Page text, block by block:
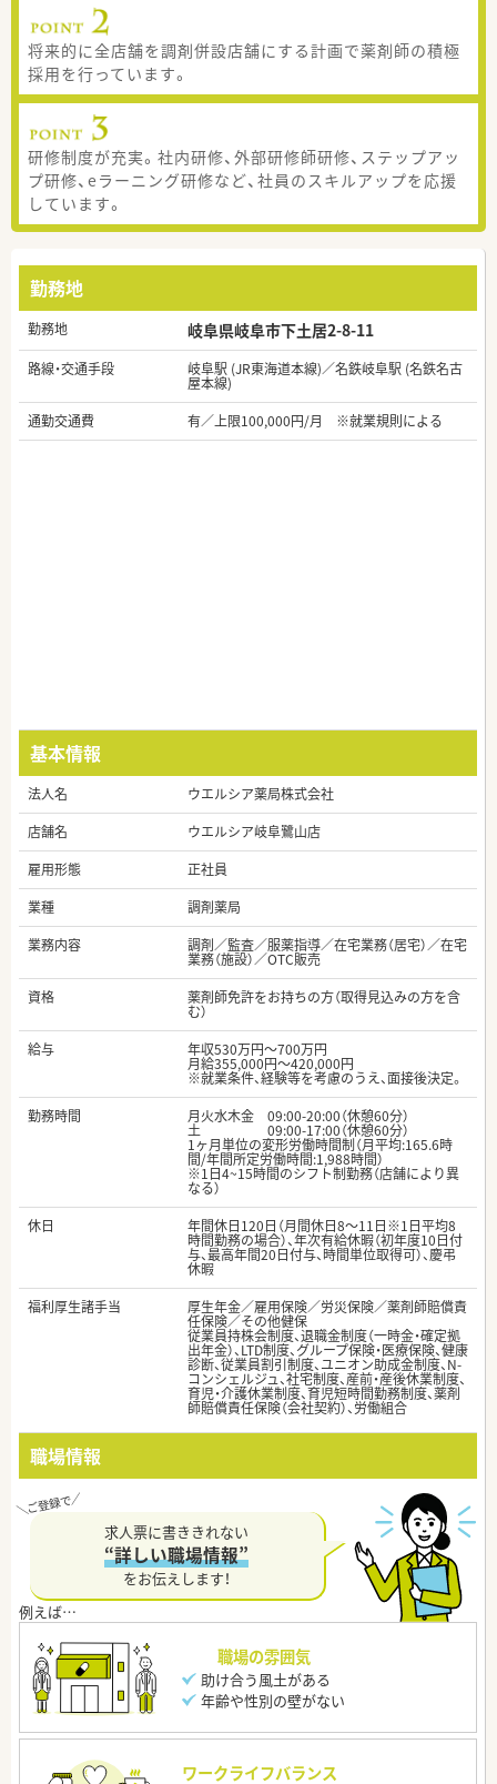
将来的に全店舗を調剤併設店舗にする計画で薬剤師の積極
採用を行っています。
研修制度が充実。社内研修、外部研修師研修、ステップアッ
プ研修、eラーニング研修など、社員のスキルアップを応援
しています。
勤務地
勤務地 岐阜県岐阜市下土居2-8-11
路線・交通手段 岐阜駅 (JR東海道本線)／名鉄岐阜駅 (名鉄名古
屋本線)
通勤交通費
有／上限100,000円/月 ※就業規則による
基本情報
法人名
ウエルシア薬局株式会社
店舗名
ウエルシア岐阜鷺山店
雇用形態
正社員
業種
調剤薬局
業務内容
調剤／監査／服薬指導／在宅業務（居宅）／在宅
業務（施設）／OTC販売
資格
薬剤師免許をお持ちの方（取得見込みの方を含
む）
給与
年収530万円～700万円
月給355,000円～420,000円
※就業条件、経験等を考慮のうえ、面接後決定。
勤務時間
月火水木金 09:00-20:00（休憩60分）
土 09:00-17:00（休憩60分）
1ヶ月単位の変形労働時間制（月平均:165.6時
間/年間所定労働時間:1,988時間）
※1日4~15時間のシフト制勤務（店舗により異
なる）
休日
年間休日120日（月間休日8～11日※1日平均8
時間勤務の場合）、年次有給休暇（初年度10日付
与、最高年間20日付与、時間単位取得可）、慶弔
休暇
福利厚生諸手当
厚生年金／雇用保険／労災保険／薬剤師賠償責
任保険／その他健保
従業員持株会制度、退職金制度（一時金・確定拠
出年金）、LTD制度、グループ保険・医療保険、健康
診断、従業員割引制度、ユニオン助成金制度、N-
コンシェルジュ、社宅制度、産前・産後休業制度、
育児・介護休業制度、育児短時間勤務制度、薬剤
師賠償責任保険（会社契約）、労働組合
職場情報
求人票に書ききれない
“詳しい職場情報”
をお伝えします！
職場の雰囲気
助け合う風土がある
年齢や性別の壁がない
ワークライフバランス